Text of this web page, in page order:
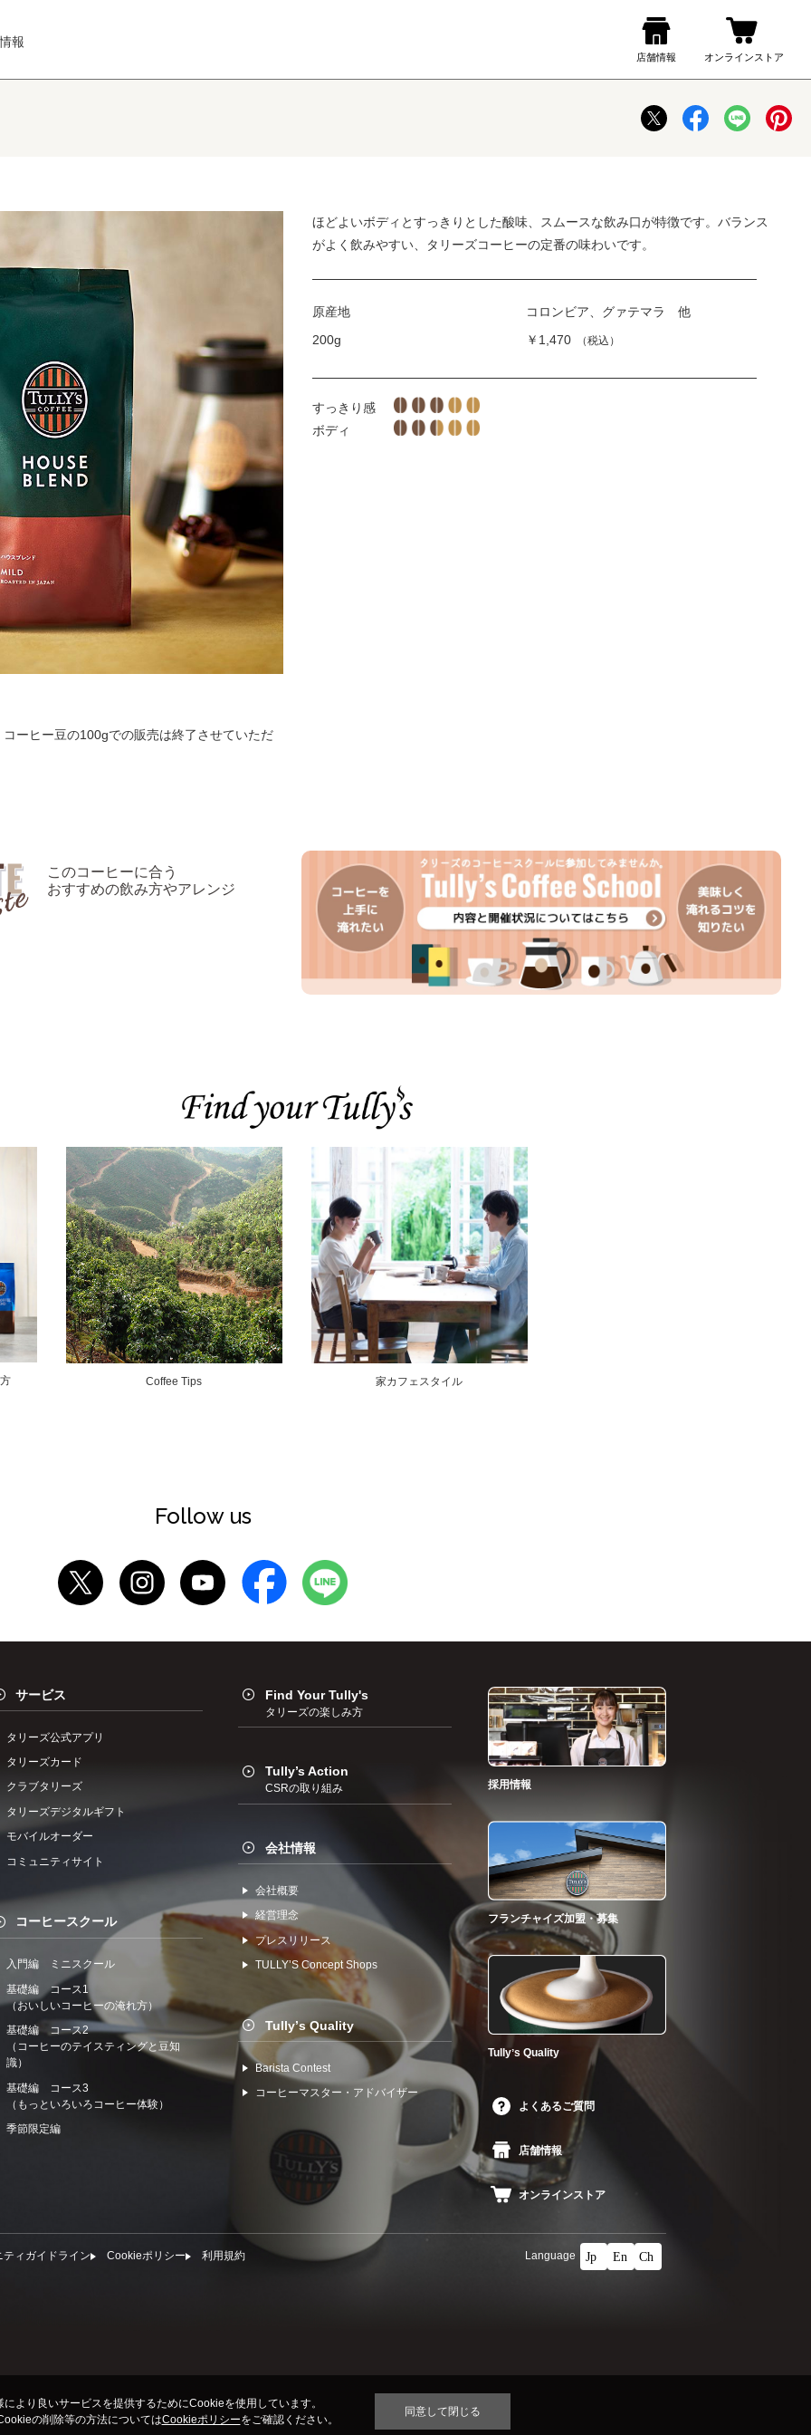
報
ーヒー豆の100gでの販売は終了させていただ
ほどよいボディとすっきりとした酸味、スムースな飲み口が特徴です。バランス
がよく飲みやすい、タリーズコーヒーの定番の味わいです。
原産地
コロンビア、グァテマラ 他
200g
￥1,470 （税込）
すっきり感
ボディ
このコーヒーに合う
おすすめの飲み方やアレンジ
Coffee Tips 家カフェスタイル
Follow us
サービス
タリーズ公式アプリ
タリーズカード
クラブタリーズ
タリーズデジタルギフト
モバイルオーダー
コミュニティサイト
コーヒースクール
入門編 ミニスクール
基礎編 コース1
（おいしいコーヒーの淹れ方）
基礎編 コース2
（コーヒーのテイスティングと豆知
識）
基礎編 コース3
（もっといろいろコーヒー体験）
季節限定編
Find Your Tully's
タリーズの楽しみ方
Tully’s Action
CSRの取り組み
会社情報
会社概要
経営理念
プレスリリース
TULLYʼS Concept Shops
Tullyʼs Quality
Barista Contest
コーヒーマスター・アドバイザー
採用情報
フランチャイズ加盟・募集
Tullyʼs Quality
よくあるご質問
店舗情報
オンラインストア
ティガイドライン Cookieポリシー 利⽤規約 Language
より良いサービスを提供するためにCookieを使用しています。
の削除等の方法についてはCookieポリシーをご確認ください。
同意して閉じる